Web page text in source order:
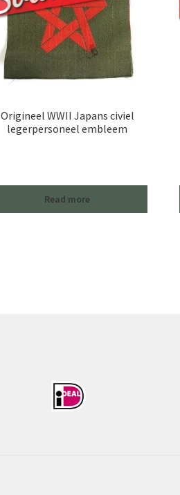
Origineel WWII Japans civiel
legerpersoneel embleem
Read more